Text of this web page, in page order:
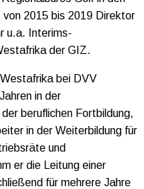
2015 bis 2019 Direktor
u.a. Interims-
der GIZ.
bei DVV
in der
beruflichen Fortbildung,
in der Weiterbildung für
und
er die Leitung einer
für mehrere Jahre